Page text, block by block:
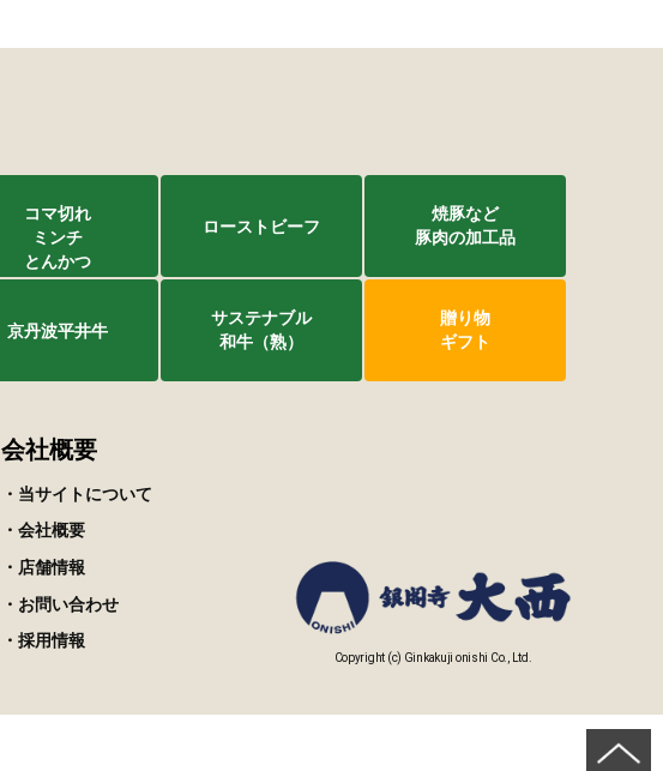
コマ切れ
ミンチ
とんかつ
ローストビーフ
焼豚など
豚肉の加工品
京丹波平井牛
サステナブル
和牛（熟）
贈り物
ギフト
会社概要
・当サイトについて
・会社概要
・店舗情報
・お問い合わせ
・採用情報
Copyright (c) Ginkakuji onishi Co., Ltd.